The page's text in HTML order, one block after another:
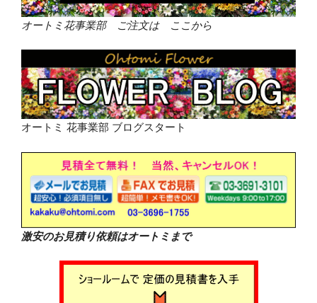
オートミ花事業部 ご注文は ここから
オートミ 花事業部 ブログスタート
激安のお見積り依頼はオートミまで